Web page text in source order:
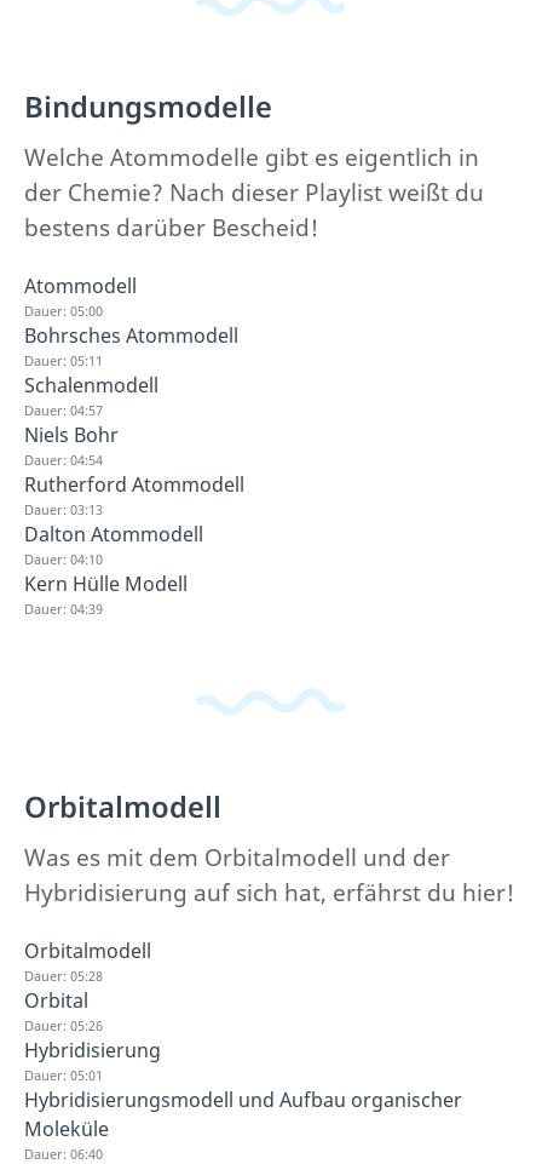
Bindungsmodelle
Welche Atommodelle gibt es eigentlich in
der Chemie? Nach dieser Playlist weißt du
bestens darüber Bescheid!
Atommodell
Dauer: 05:00
Bohrsches Atommodell
Dauer: 05:11
Schalenmodell
Dauer: 04:57
Niels Bohr
Dauer: 04:54
Rutherford Atommodell
Dauer: 03:13
Dalton Atommodell
Dauer: 04:10
Kern Hülle Modell
Dauer: 04:39
Orbitalmodell
Was es mit dem Orbitalmodell und der
Hybridisierung auf sich hat, erfährst du hier!
Orbitalmodell
Dauer: 05:28
Orbital
Dauer: 05:26
Hybridisierung
Dauer: 05:01
Hybridisierungsmodell und Aufbau organischer
Moleküle
Dauer: 06:40